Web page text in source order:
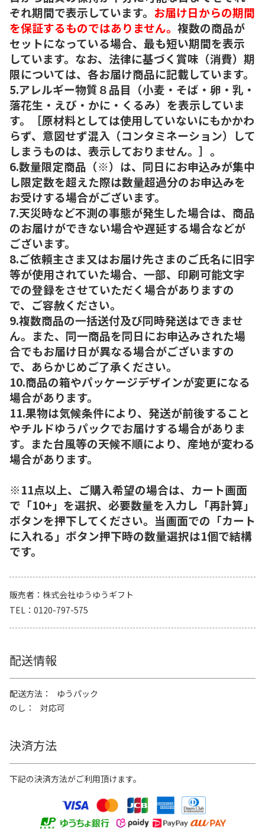
ぞれ期間で表示しています。 お届け日からの期間
を保証するものではありません。 複数の商品が
セットになっている場合、最も短い期間を表示
しています。なお、法律に基づく賞味（消費）期
限については、各お届け商品に記載しています。
5.アレルギー物質８品目（小麦・そば・卵・乳・
落花生・えび・かに・くるみ）を表示していま
す。［原材料としては使用していないにもかかわ
らず、意図せず混入（コンタミネーション）して
しまうものは、表示しておりません。］。
6.数量限定商品（※）は、同日にお申込みが集中
し限定数を超えた際は数量超過分のお申込みを
お受けする場合がございます。
7.天災時など不測の事態が発生した場合は、商品
のお届けができない場合や遅延する場合などが
ございます。
8.ご依頼主さま又はお届け先さまのご氏名に旧字
等が使用されていた場合、一部、印刷可能文字
での登録をさせていただく場合がありますの
で、ご容赦ください。
9.複数商品の一括送付及び同時発送はできませ
ん。また、同一商品を同日にお申込みされた場
合でもお届け日が異なる場合がございますの
で、あらかじめご了承ください。
10.商品の箱やパッケージデザインが変更になる
場合があります。
11.果物は気候条件により、発送が前後すること
やチルドゆうパックでお届けする場合がありま
す。また台風等の天候不順により、産地が変わる
場合があります。
※11点以上、ご購入希望の場合は、カート画面
で「10+」を選択、必要数量を入力し「再計算」
ボタンを押下してください。当画面での「カート
に入れる」ボタン押下時の数量選択は1個で結構
です。
販売者
株式会社ゆうゆうギフト
TEL
0120-797-575
配送情報
配送方法
ゆうパック
のし
対応可
決済方法
下記の決済方法がご利用頂けます。